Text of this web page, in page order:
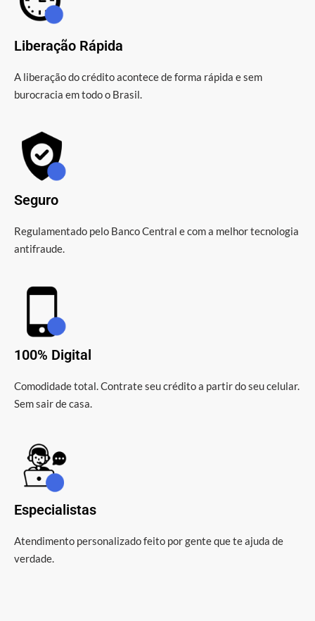
Liberação Rápida
A liberação do crédito acontece de forma rápida e sem
burocracia em todo o Brasil.
Seguro
Regulamentado pelo Banco Central e com a melhor tecnologia
antifraude.
100% Digital
Comodidade total. Contrate seu crédito a partir do seu celular.
Sem sair de casa.
Especialistas
Atendimento personalizado feito por gente que te ajuda de
verdade.